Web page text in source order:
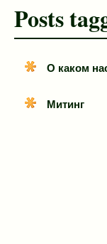
Posts
О каком
Митинг